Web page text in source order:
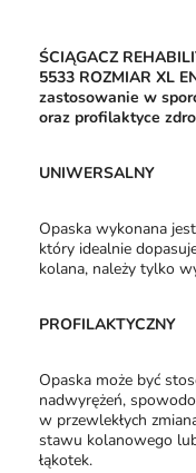
ŚCIĄGACZ
5533 ROZMIAR XL
zastosowanie w
oraz profilaktyce
UNIWERSALNY
Opaska wykonana
który idealnie
kolana, należy tylko
PROFILAKTYCZNY
Opaska może być
nadwyrężeń,
w przewlekłych
stawu kolanowego
łąkotek.